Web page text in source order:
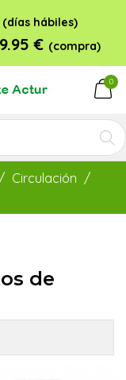
(días hábiles)
€ (compra)
0
Circulación
de